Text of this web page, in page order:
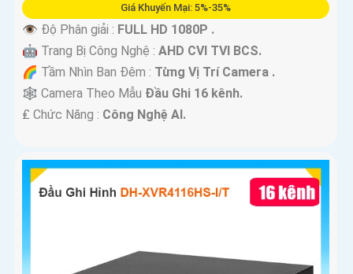
Giá Khuyến Mại: 5%-35%
👁 Độ Phân giải : FULL HD 1080P .
🤖️ Trang Bị Công Nghệ : AHD CVI TVI BCS.
🌈 Tầm Nhìn Ban Đêm : Từng Vị Trí Camera .
🕸️ Camera Theo Mẫu Đầu Ghi 16 kênh.
️₤ Chức Năng : Công Nghệ AI.